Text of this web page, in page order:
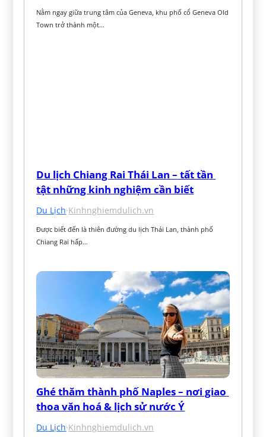
Nằm ngay giữa trung tâm của Geneva, khu phố cổ Geneva Old
Town trở thành một…
Du lịch Chiang Rai Thái Lan – tất tần
tật những kinh nghiệm cần biết
Du Lịch·Kinhnghiemdulich.vn
Được biết đến là thiên đường du lịch Thái Lan, thành phố
Chiang Rai hấp…
Ghé thăm thành phố Naples – nơi giao
thoa văn hoá & lịch sử nước Ý
Du Lịch·Kinhnghiemdulich.vn